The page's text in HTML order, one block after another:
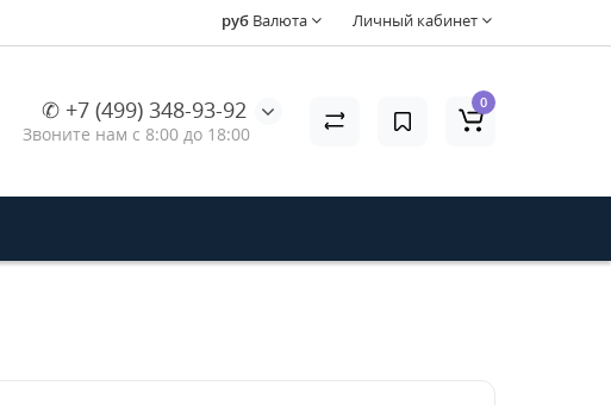
Личный кабинет
руб Валюта
✆ +7 (499) 348-93-92
Звоните нам с 8:00 до 18:00
0